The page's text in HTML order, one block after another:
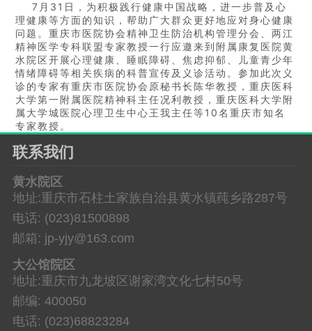
7月31日，为积极践行健康中国战略，进一步普及心
理健康等方面的知识，帮助广大群众更好地应对身心健康
问题。重庆市医院协会精神卫生防治机构管理分会、两江
精神医学专科联盟专家教授一行应邀来到附属康复医院黄
水院区开展心理健康、睡眠障碍、焦虑抑郁、儿童青少年
情绪障碍等相关疾病的科普宣传及义诊活动。参加此次义
诊的专家有重庆市医院协会原秘书长陈华教授，重庆医科
大学第一附属医院精神科主任况利教授，重庆医科大学附
属大学城医院心理卫生中心王我主任等10名重庆市知名
专家教授。
联系我们
黄水院区
地址:重庆市石柱土家族自治县黄水镇莼乡路287号
电话: (023)81500898
邮箱: jp-yjy@163.com
大公馆院区
地址:重庆市九龙坡区谢家湾文化七村50号
邮编: 400050
电话: (023)68823284